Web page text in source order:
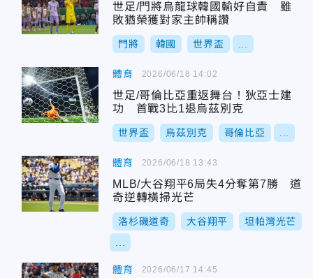
世足/門將烏龍球韓國輸好自責 雖
敗猶榮獲對家主帥稱讚
門將 韓國 世界盃
體育
世足/哥倫比亞重返舞台！狄亞士建
功 首戰3比1退烏茲別克
世界盃 烏茲別克 哥倫比亞
2026/06/18 14:02
體育
MLB/大谷翔平6局失4分奪第7勝 道
奇逆轉橫掃光芒
洛杉磯道奇 大谷翔平 坦帕灣光芒
2026/06/18 13:43
體育 2026/06/17 14:45